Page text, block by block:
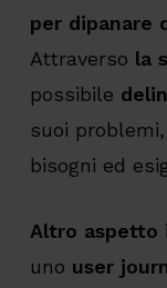
per dipanare
Attraverso la
possibile
suoi
bisogni ed
Altro aspetto
uno user